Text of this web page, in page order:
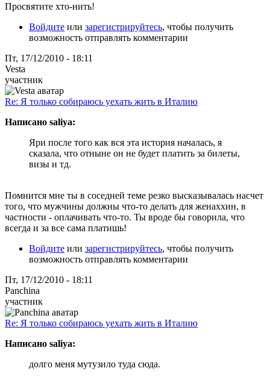
Просвятите хто-нить!
Войдите или зарегистрируйтесь, чтобы получить
возможность отправлять комментарии
Пт, 17/12/2010 - 18:11
Vesta
участник
Re: Я только собираюсь уехать жить в Италию
Написано saliya:
Яри после того как вся эта история началась, я
сказала, что отныне он не будет платить за билеты,
визы и тд.
Помнится мне ты в соседней теме резко высказывалась насчет
того, что мужчины должны что-то делать для женаххин, в
частности - оплачивать что-то. Ты вроде бы говорила, что
всегда и за все сама платишь!
Войдите или зарегистрируйтесь, чтобы получить
возможность отправлять комментарии
Пт, 17/12/2010 - 18:11
Panchina
участник
Re: Я только собираюсь уехать жить в Италию
Написано saliya:
долго меня мутузило туда сюда.